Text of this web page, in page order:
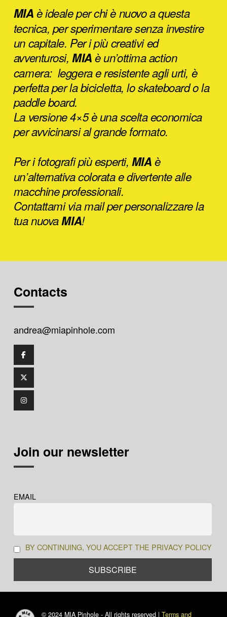
MIAè ideale per chi è nuovo a questa
tecnica, per sperimentare senza investire
un capitale. Per i più creativi ed
avventurosi,MIAè un’ottima action
camera: leggera e resistente agli urti, è
perfetta per la bicicletta, lo skateboard o la
paddle board.
La versione 4×5 è una scelta economica
per avvicinarsi al grande formato.
Per i fotografi più esperti, MIAè
un’alternativa colorata e divertente alle
macchine professionali.
Contattami via mail per personalizzare la
tua nuovaMIA!
Contacts
andrea@miapinhole.com
Join our newsletter
EMAIL
BY CONTINUING, YOU ACCEPT THE PRIVACY POLICY
© 2024 MIA Pinhole - All rights reserved |Terms and